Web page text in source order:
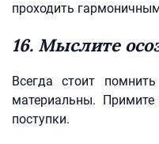
проходить
16. Мыслите
Всегда стоит
материальны. Примите
поступки.